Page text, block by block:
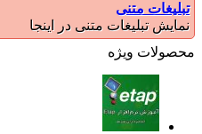
متنی
تبلیغات متنی در اینجا
ویژه